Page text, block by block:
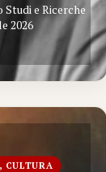
e Ricerche
2026
CULTURA